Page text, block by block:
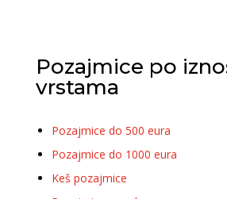
Pozajmice po
vrstama
Pozajmice do 500 eura
Pozajmice do 1000 eura
Keš pozajmice